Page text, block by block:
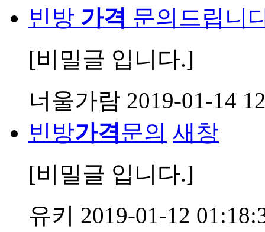
빈방 가격 문의드립니
[비밀글 입니다.]
너울가람 2019-01-14
빈방가격문의 새창
[비밀글 입니다.]
유키 2019-01-12